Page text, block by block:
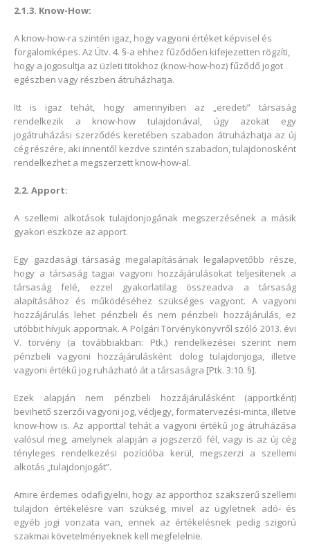
2.1.3. Know-How:
A know-how-ra szintén igaz, hogy vagyoni értéket képvisel és
forgalomképes. Az Ütv. 4. §-a ehhez fűződően kifejezetten rögzíti,
hogy a jogosultja az üzleti titokhoz (know-how-hoz) fűződő jogot
egészben vagy részben átruházhatja.
Itt is igaz tehát, hogy amennyiben az „eredeti” társaság
rendelkezik a know-how tulajdonával, úgy azokat egy
jogátruházási szerződés keretében szabadon átruházhatja az új
cég részére, aki innentől kezdve szintén szabadon, tulajdonosként
rendelkezhet a megszerzett know-how-al.
2.2. Apport:
A szellemi alkotások tulajdonjogának megszerzésének a másik
gyakori eszköze az apport.
Egy gazdasági társaság megalapításának legalapvetőbb része,
hogy a társaság tagjai vagyoni hozzájárulásokat teljesítenek a
társaság felé, ezzel gyakorlatilag összeadva a társaság
alapításához és működéséhez szükséges vagyont. A vagyoni
hozzájárulás lehet pénzbeli és nem pénzbeli hozzájárulás, ez
utóbbit hívjuk apportnak. A Polgári Törvénykönyvről szóló 2013. évi
V. törvény (a továbbiakban: Ptk.) rendelkezései szerint nem
pénzbeli vagyoni hozzájárulásként dolog tulajdonjoga, illetve
vagyoni értékű jog ruházható át a társaságra [Ptk. 3:10. §].
Ezek alapján nem pénzbeli hozzájárulásként (apportként)
bevihető szerzői vagyoni jog, védjegy, formatervezési-minta, illetve
know-how is. Az apporttal tehát a vagyoni értékű jog átruházása
valósul meg, amelynek alapján a jogszerző fél, vagy is az új cég
tényleges rendelkezési pozícióba kerül, megszerzi a szellemi
alkotás „tulajdonjogát”.
Amire érdemes odafigyelni, hogy az apporthoz szakszerű szellemi
tulajdon értékelésre van szükség, mivel az ügyletnek adó- és
egyéb jogi vonzata van, ennek az értékelésnek pedig szigorú
szakmai követelményeknek kell megfelelnie.